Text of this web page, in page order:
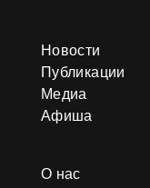
Новости
Публикации
Медиа
Афиша
О нас